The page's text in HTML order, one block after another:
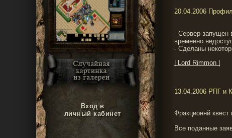
Вход в
личный кабинет
20.04.2006
- Сервер запущен
временно
- Сделаны
| Lord Rimmon |
13.04.2006 РПГ и
Фракционнй
Все поданные